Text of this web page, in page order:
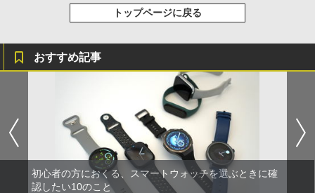
トップページに戻る
おすすめ記事
初心者の方におくる、スマートウォッチを選ぶときに確
認したい10のこと